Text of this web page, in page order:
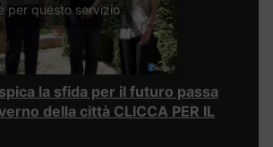
per questo servizio
la sfida per il futuro passa
della città CLICCA PER IL